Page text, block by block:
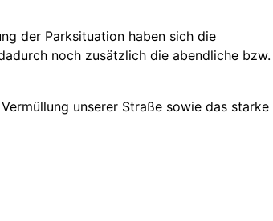
der Parksituation haben sich die
noch zusätzlich die abendliche bzw.
unserer Straße sowie das starke